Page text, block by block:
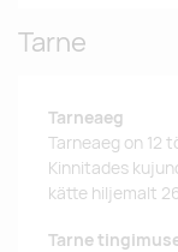
Tarne
Tarneaeg
Tarneaeg on 12
Kinnitades
kätte hiljemalt
Tarne